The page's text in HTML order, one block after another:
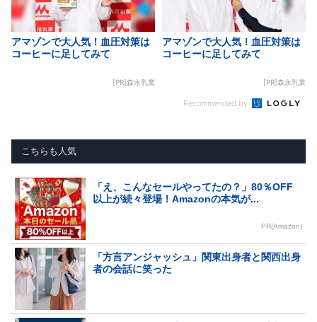
アマゾンで大人気！血圧対策は
コーヒーに足してみて
[PR]森永乳業
アマゾンで大人気！血圧対策は
コーヒーに足してみて
[PR]森永乳業
Recommended by
こちらも人気
「え、こんなセールやってたの？」80％OFF
以上が続々登場！Amazonの本気が...
PR(Amazon)
「方言アンジャッシュ」関東出身者と関西出身
者の会話に笑った